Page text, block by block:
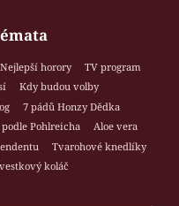
Nejlepší horory
TV program
Kdy budou volby
7 pádů Honzy Dědka
Pohlreicha
Aloe vera
Tvarohové knedlíky
koláč